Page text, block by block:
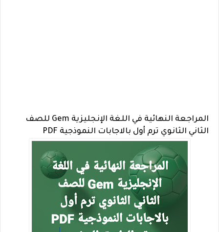
المراجعة النهائية في اللغة الإنجليزية Gem للصف
الثاني الثانوي ترم أول بالاجابات النموذجية PDF